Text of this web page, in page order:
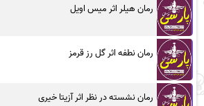
رمان هیلر اثر میس اویل
رمان نطفه اثر گل رز قرمز
رمان نشسته در نظر اثر آزیتا خیری